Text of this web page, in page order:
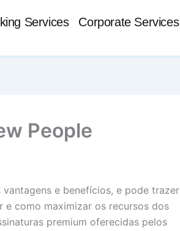
Services Corporate Services
People
e benefícios, e pode trazer
e como maximizar os recursos dos
premium oferecidas pelos